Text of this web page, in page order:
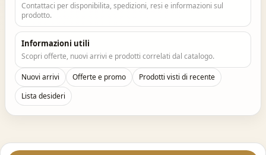
Contattaci per disponibilita, spedizioni, resi e informazioni sul
prodotto.
Informazioni utili
Scopri offerte, nuovi arrivi e prodotti correlati dal catalogo.
Nuovi arrivi Offerte e promo
Prodotti visti di recente
Lista desideri